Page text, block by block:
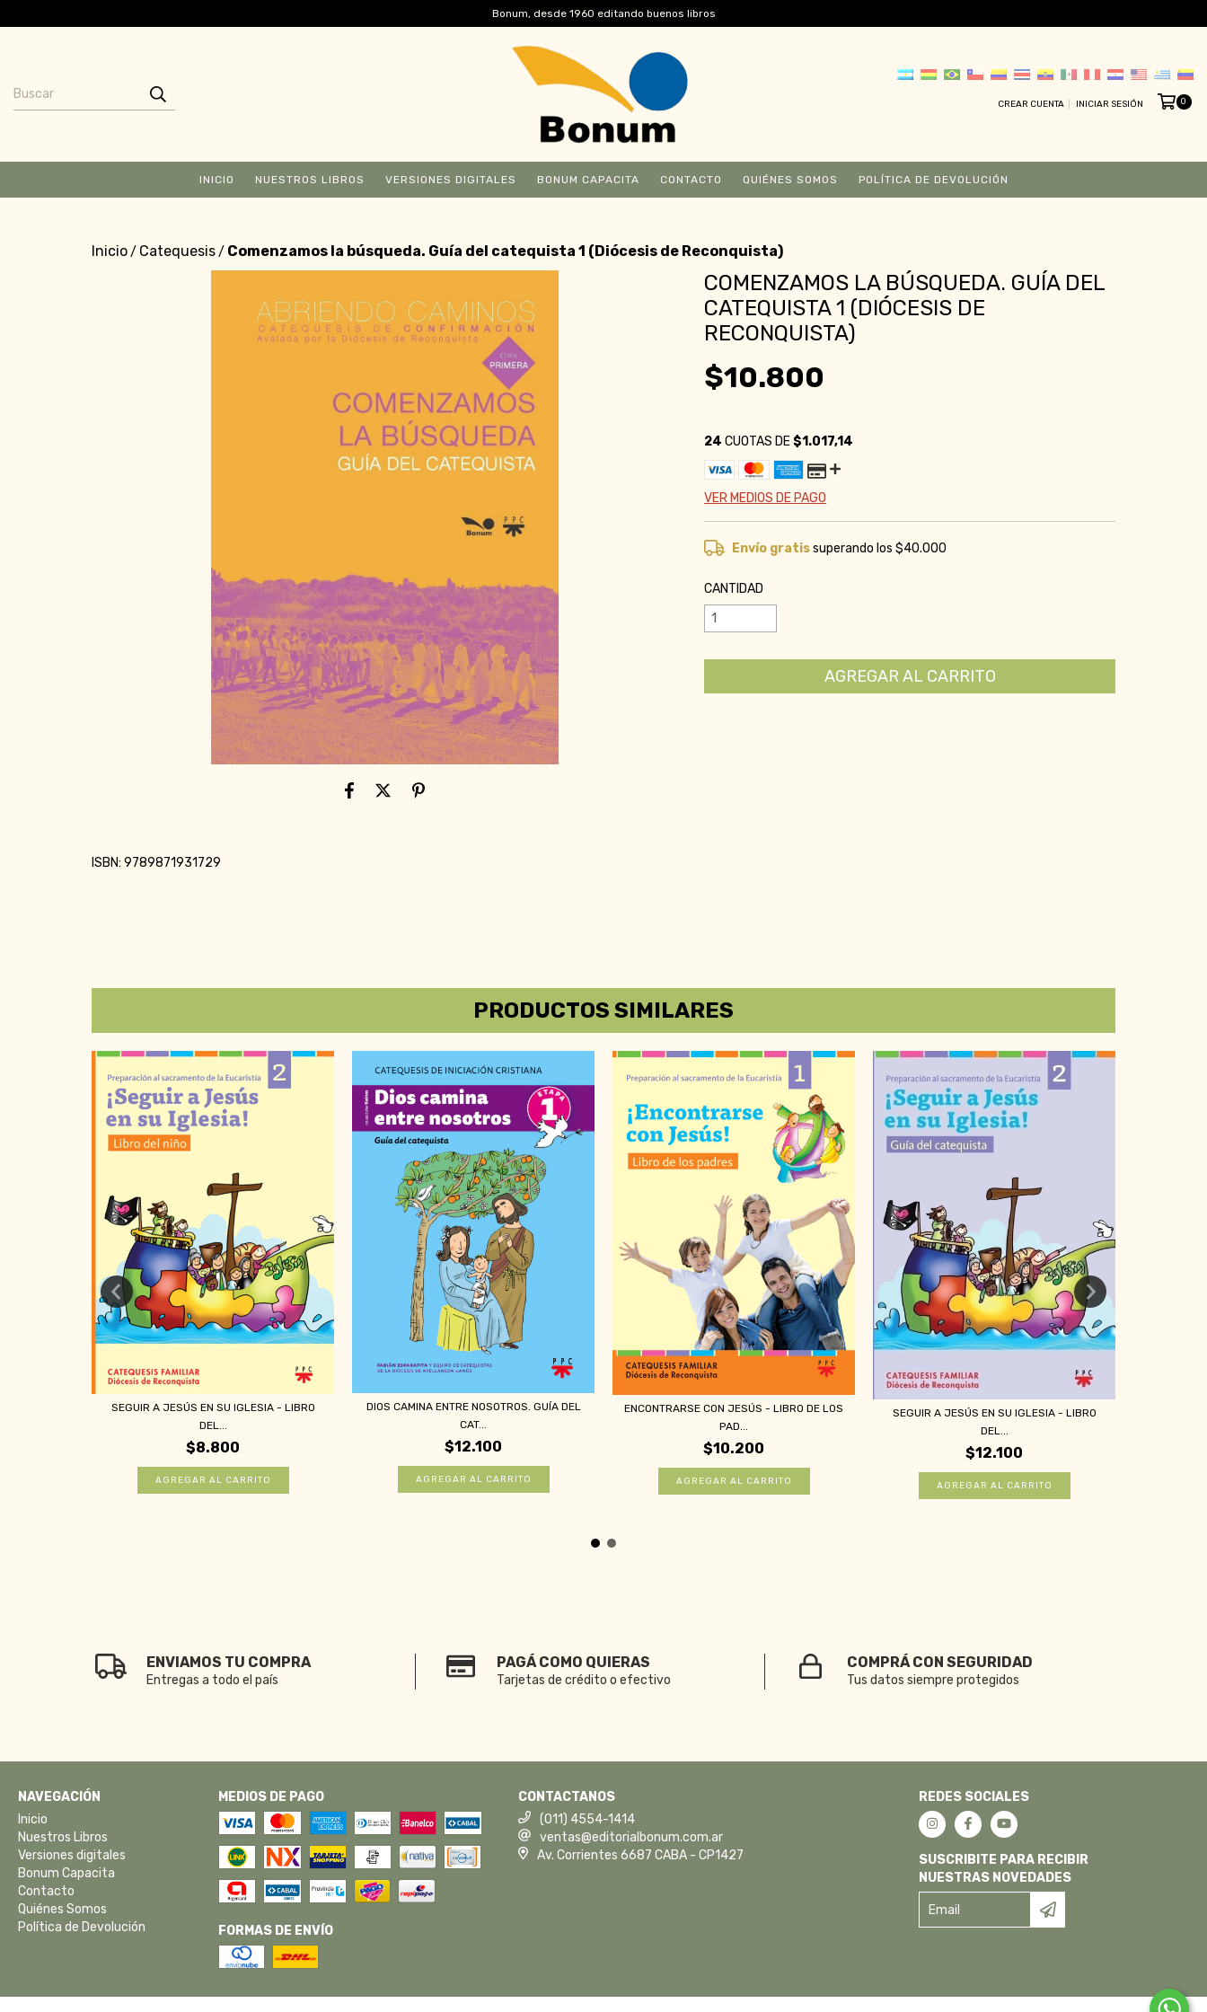
Bonum, desde 1960 editando buenos libros
CREAR CUENTA INICIAR SESIÓN 0
INICIO NUESTROS LIBROS VERSIONES DIGITALES BONUM CAPACITA CONTACTO QUIÉNES SOMOS POLÍTICA DE DEVOLUCIÓN
Inicio/ Catequesis/ Comenzamos la búsqueda. Guía del catequista 1 (Diócesis de Reconquista)
ISBN: 9789871931729
COMENZAMOS LA BÚSQUEDA. GUÍA DEL
CATEQUISTA 1 (DIÓCESIS DE
RECONQUISTA)
$10.800
24 CUOTAS DE$1.017,14
VER MEDIOS DE PAGO
Envío gratissuperando los$40.000
CANTIDAD
PRODUCTOS SIMILARES
SEGUIR A JESÚS EN SU IGLESIA - LIBRO
DEL...
$8.800
DIOS CAMINA ENTRE NOSOTROS. GUÍA DEL
CAT...
$12.100
ENCONTRARSE CON JESÚS - LIBRO DE LOS
PAD...
$10.200
SEGUIR A JESÚS EN SU IGLESIA - LIBRO
DEL...
$12.100
ENVIAMOS TU COMPRA
Entregas a todo el país
PAGÁ COMO QUIERAS
Tarjetas de crédito o efectivo
COMPRÁ CON SEGURIDAD
Tus datos siempre protegidos
NAVEGACIÓN
Inicio
Nuestros Libros
Versiones digitales
Bonum Capacita
Contacto
Quiénes Somos
Política de Devolución
MEDIOS DE PAGO
FORMAS DE ENVÍO
CONTACTANOS
(011) 4554-1414
ventas@editorialbonum.com.ar
Av. Corrientes 6687 CABA - CP1427
REDES SOCIALES
SUSCRIBITE PARA RECIBIR
NUESTRAS NOVEDADES